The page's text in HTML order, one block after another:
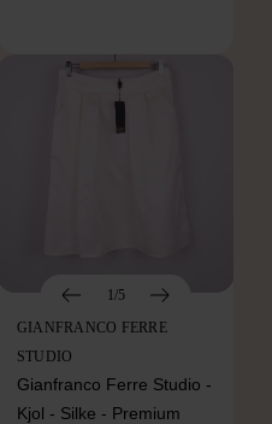
1/5
GIANFRANCO FERRE
STUDIO
Gianfranco Ferre Studio -
Kjol - Silke - Premium